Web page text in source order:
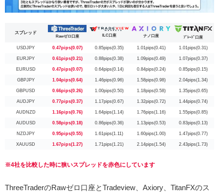
スプレッド
Rawゼロ口座 ILC口座 ナノ口座 ﾌﾞﾚｰﾄﾞ口座
USDJPY 0.47pips(0.07) 0.85pips(0.35) 1.01pips(0.41) 1.01pips(0.31)
EURJPY 0.61pips(0.21) 0.88pips(0.38) 1.09pips(0.49) 1.07pips(0.37)
EURUSD 0.47pips(0.07) 0.64pips(0.14) 0.84pips(0.24) 0.85pips(0.15)
GBPJPY 1.04pips(0.64) 1.46pips(0.96) 1.58pips(0.98) 2.04pips(1.34)
GBPUSD 0.66pips(0.26) 1.00pips(0.50) 1.18pips(0.58) 1.35pips(0.65)
AUDJPY 0.77pips(0.37) 1.17pips(0.67) 1.32pips(0.72) 1.44pips(0.74)
AUDNZD 1.16pips(0.76) 1.64pips(1.14) 1.76pips(1.16) 1.55pips(0.85)
AUDUSD 0.58pips(0.18) 0.86pips(0.36) 1.13pips(0.53) 0.83pips(0.13)
NZDJPY 0.95pips(0.55) 1.61pips(1.11) 1.60pips(1.00) 1.47pips(0.77)
XAUUSD 1.67pips(1.27) 1.71pips(1.21) 2.14pips(1.54) 2.43pips(1.73)
※4社を比較した時に狭いスプレッドを赤色にしています
ThreeTraderのRawゼロ口座とTradeview、Axiory、TitanFXのス